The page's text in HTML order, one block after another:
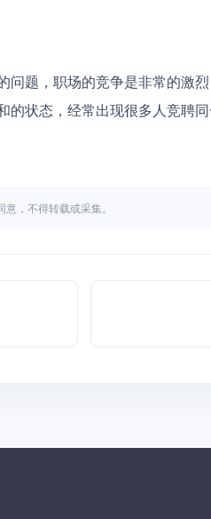
问题，职场的竞争是非常的激
的状态，经常出现很多人竞聘
，不得转载或采集。